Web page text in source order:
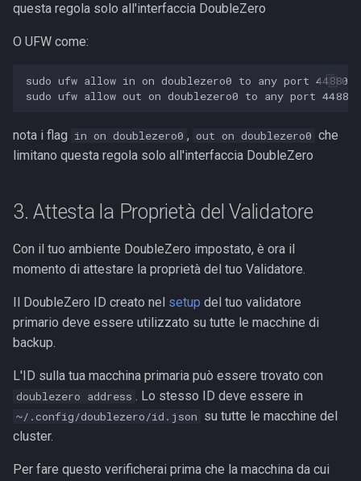
questa regola solo all'interfaccia DoubleZero
O UFW come:
sudo ufw allow in on doublezero0 to any port 44880
nota i flag in on doublezero0 , out on doublezero0 che
limitano questa regola solo all'interfaccia DoubleZero
3. Attesta la Proprietà del Validatore
Con il tuo ambiente DoubleZero impostato, è ora il
momento di attestare la proprietà del tuo Validatore.
Il DoubleZero ID creato nel setup del tuo validatore
primario deve essere utilizzato su tutte le macchine di
backup.
L'ID sulla tua macchina primaria può essere trovato con
doublezero address . Lo stesso ID deve essere in
~/.config/doublezero/id.json su tutte le macchine del
cluster.
Per fare questo verificherai prima che la macchina da cui